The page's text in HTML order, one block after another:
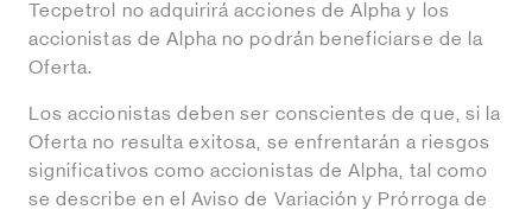
Tecpetrol no adquirirá acciones de Alpha y los
accionistas de Alpha no podrán beneficiarse de la
Oferta.
Los accionistas deben ser conscientes de que, si la
Oferta no resulta exitosa, se enfrentarán a riesgos
significativos como accionistas de Alpha, tal como
se describe en el Aviso de Variación y Prórroga de